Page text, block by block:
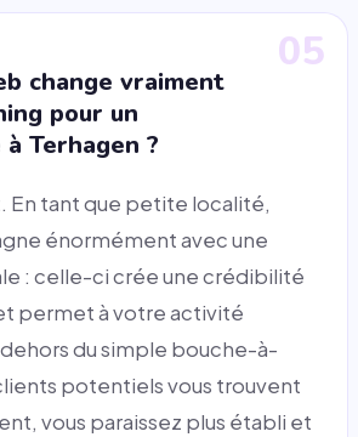
05
change vraiment
pour un
Terhagen ?
En tant que petite localité,
énormément avec une
: celle-ci crée une crédibilité
permet à votre activité
du simple bouche-à-
potentiels vous trouvent
vous paraissez plus établi et